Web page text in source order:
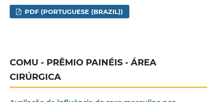
PDF (PORTUGUESE (BRAZIL))
COMU - PRÊMIO PAINÉIS - ÁREA
CIRÚRGICA